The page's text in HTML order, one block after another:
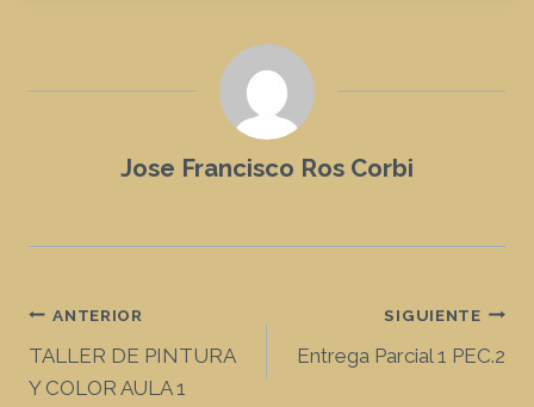
Jose Francisco Ros Corbi
Navegación
de
ANTERIOR
TALLER DE PINTURA
Y COLOR AULA 1
SIGUIENTE
Entrega Parcial 1 PEC.2